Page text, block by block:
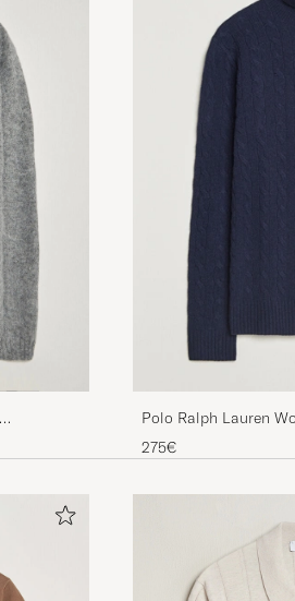
Polo Ralph Lauren
Hunter Navy
275€